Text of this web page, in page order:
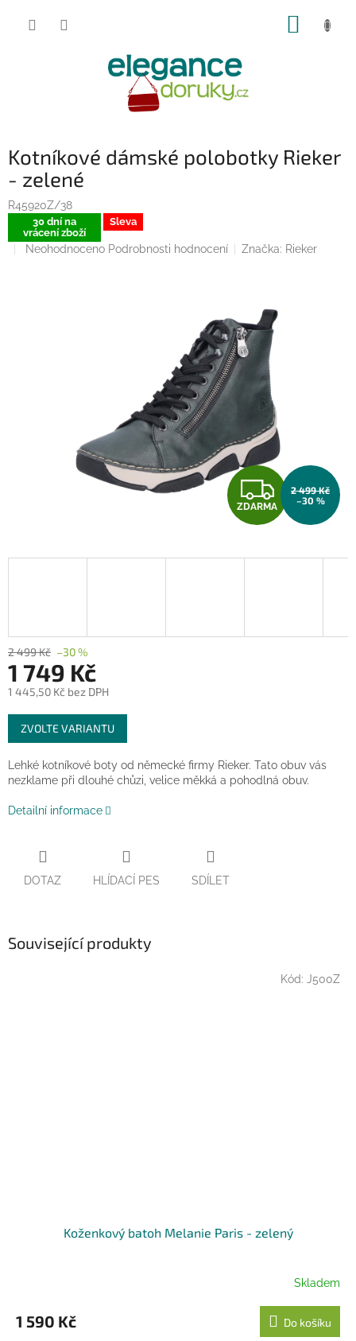
Kotníkové dámské polobotky Rieker
- zelené
R45920Z/38
30 dní na
vrácení zboží
Sleva
Průměrné
Neohodnoceno Podrobnosti hodnocení Značka: Rieker
Z
D
A
ZDARMA
2 499 Kč
–30 %
2 499 Kč –30 %
1 749 Kč
1 445,50 Kč bez DPH
Měrná
cena:
ZVOLTE VARIANTU
Lehké kotníkové boty od německé firmy Rieker. Tato obuv vás
nezklame při dlouhé chůzi, velice měkká a pohodlná obuv.
Detailní informace
DOTAZ HLÍDACÍ PES SDÍLET
Související produkty
Koženkový batoh Melanie Paris - zelený
Skladem
1 590 Kč Do košíku
Kód: J500Z